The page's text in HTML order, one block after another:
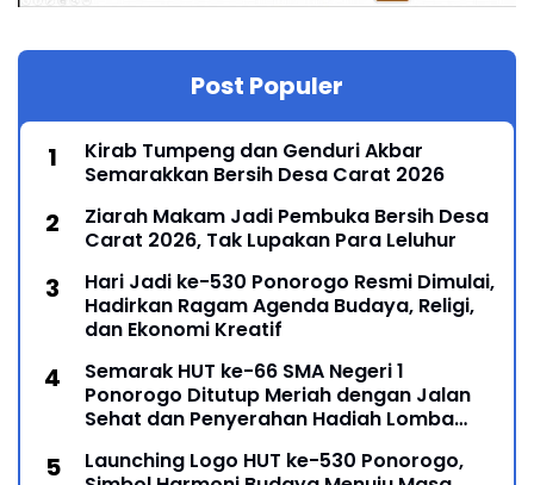
Post Populer
Kirab Tumpeng dan Genduri Akbar
Semarakkan Bersih Desa Carat 2026
Ziarah Makam Jadi Pembuka Bersih Desa
Carat 2026, Tak Lupakan Para Leluhur
Hari Jadi ke-530 Ponorogo Resmi Dimulai,
Hadirkan Ragam Agenda Budaya, Religi,
dan Ekonomi Kreatif
Semarak HUT ke-66 SMA Negeri 1
Ponorogo Ditutup Meriah dengan Jalan
Sehat dan Penyerahan Hadiah Lomba
Launching Logo HUT ke-530 Ponorogo,